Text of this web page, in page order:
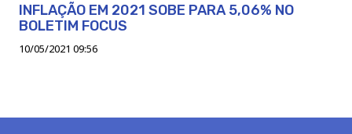
INFLAÇÃO EM 2021 SOBE PARA 5,06% NO
BOLETIM FOCUS
10/05/2021 09:56